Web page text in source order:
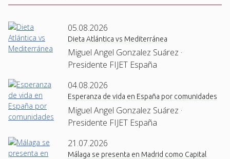
05.08.2026
Dieta Atlántica vs Mediterránea
Miguel Angel Gonzalez Suárez ·
Presidente FIJET España
04.08.2026
Esperanza de vida en España por comunidades
Miguel Angel Gonzalez Suárez ·
Presidente FIJET España
21.07.2026
Málaga se presenta en Madrid como Capital